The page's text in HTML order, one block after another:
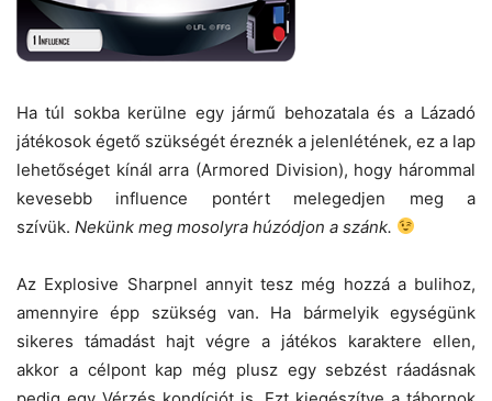
Ha túl sokba kerülne egy jármű behozatala és a Lázadó
játékosok égető szükségét éreznék a jelenlétének, ez a lap
lehetőséget kínál arra (Armored Division), hogy hárommal
kevesebb influence pontért melegedjen meg a
szívük. Nekünk meg mosolyra húzódjon a szánk.
Az Explosive Sharpnel annyit tesz még hozzá a bulihoz,
amennyire épp szükség van. Ha bármelyik egységünk
sikeres támadást hajt végre a játékos karaktere ellen,
akkor a célpont kap még plusz egy sebzést ráadásnak